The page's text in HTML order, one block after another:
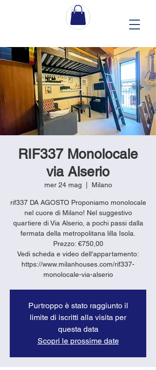
RIF337 Monolocale
via Alserio
mer 24 mag Milano
rif337 DA AGOSTO Proponiamo monolocale
nel cuore di Milano! Nel suggestivo
quartiere di Via Alserio, a pochi passi dalla
fermata della metropolitana lilla Isola.
Prezzo: €750,00
Vedi scheda e video dell'appartamento:
https://www.milanhouses.com/rif337-
monolocale-via-alserio
Purtroppo è stato raggiunto il
limite di iscritti alla visita per
questa data
Scopri le prossime date